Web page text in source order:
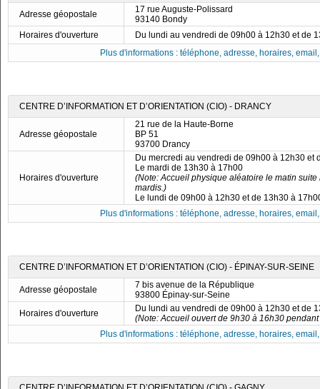
Adresse géopostale
17 rue Auguste-Polissard
93140 Bondy
Horaires d'ouverture
Du lundi au vendredi de 09h00 à 12h30 et de
Plus d'informations : téléphone, adresse, horaires,
CENTRE D’INFORMATION ET D’ORIENTATION (CIO) - DRANCY
Adresse géopostale
21 rue de la Haute-Borne
BP 51
93700 Drancy
Horaires d'ouverture
Du mercredi au vendredi de 09h00 à 12h30 et
Le mardi de 13h30 à 17h00
(Note: Accueil physique aléatoire le matin
mardis.)
Le lundi de 09h00 à 12h30 et de 13h30 à
Plus d'informations : téléphone, adresse, horaires,
CENTRE D’INFORMATION ET D’ORIENTATION (CIO) - ÉPINAY-SUR-SEINE
Adresse géopostale
7 bis avenue de la République
93800 Épinay-sur-Seine
Horaires d'ouverture
Du lundi au vendredi de 09h00 à 12h30 et de
(Note: Accueil ouvert de 9h30 à 16h30
Plus d'informations : téléphone, adresse, horaires,